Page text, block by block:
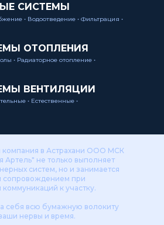
СИСТЕМЫ
ОТОПЛЕНИЯ
ВЕНТИЛЯЦИИ
• Водоотведение • Фильтрация •
• Радиаторное отопление •
• Естественные •
компания в Астрахани ООО МСК
Артель" не только выполняет
систем, но и занимается
сопровождением при
к участку.
себя всю бумажную волокиту
нервы и время.